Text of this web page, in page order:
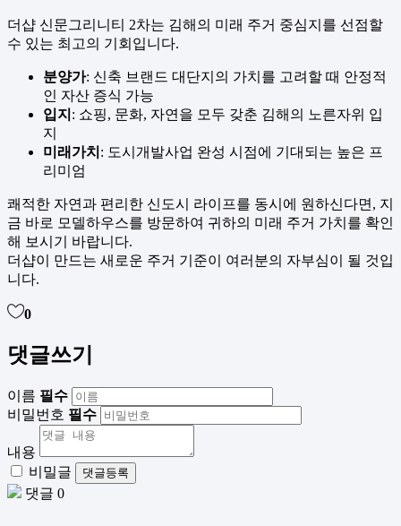
더샵 신문그리니티 2차는 김해의 미래 주거 중심지를 선점할
수 있는 최고의 기회입니다.
분양가: 신축 브랜드 대단지의 가치를 고려할 때 안정적
인 자산 증식 가능
입지 : 쇼핑, 문화, 자연을 모두 갖춘 김해의 노른자위 입
지
미래가치 : 도시개발사업 완성 시점에 기대되는 높은 프
리미엄
쾌적한 자연과 편리한 신도시 라이프를 동시에 원하신다면, 지
금 바로 모델하우스를 방문하여 귀하의 미래 주거 가치를 확인
해 보시기 바랍니다.
더샵이 만드는 새로운 주거 기준이 여러분의 자부심이 될 것입
니다.
0
댓글쓰기
이름 필수
비밀번호 필수
내용
비밀글
댓글등록
댓글 0